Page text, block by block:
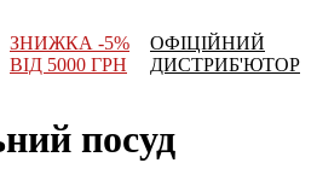
ЗНИЖКА -5%
ВІД 5000 ГРН
ОФІЦІЙНИЙ
ДИСТРИБ'ЮТОР
посуд